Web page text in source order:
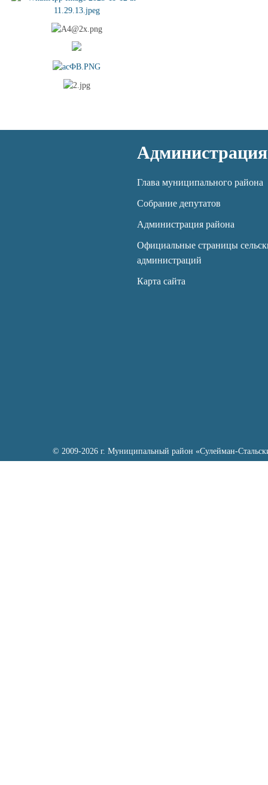
Администрация
Глава муниципального района
Собрание депутатов
Администрация района
Официальные страницы
администраций
Карта сайта
© 2009-2026 г. Муниципальный район «Сулейман-